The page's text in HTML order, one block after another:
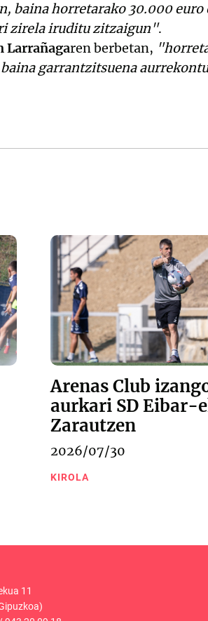
baina horretarako 30.000
zirela iruditu zitzaigun".
Larrañagaren berbetan,
garrantzitsuena
Arenas Club
aurkari SD Eibar-
Zarautzen
2026/07/30
KIROLA
11